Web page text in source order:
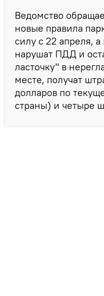
Ведомство
новые правила
силу с 22 апреля,
нарушат ПДД и
ласточку" в
месте, получат
долларов по
страны) и четыре